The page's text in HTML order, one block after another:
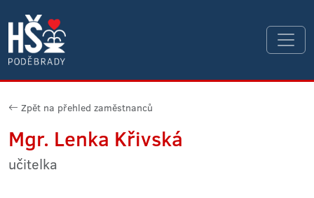
Zpět na přehled zaměstnanců
Mgr. Lenka Křivská
učitelka